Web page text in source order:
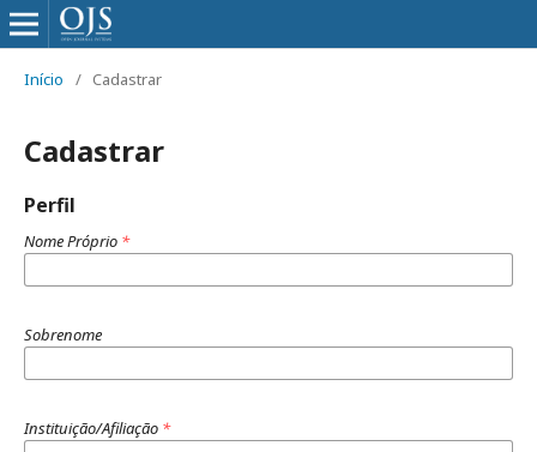
Início / Cadastrar
Cadastrar
Perfil
Nome Próprio *
Sobrenome
Instituição/Afiliação *